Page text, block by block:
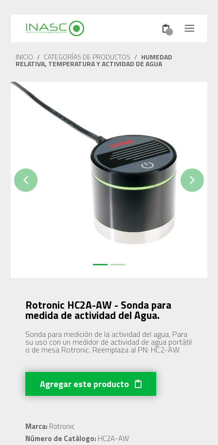
INICIO / CATEGORÍAS DE PRODUCTOS / HUMEDAD
RELATIVA, TEMPERATURA Y ACTIVIDAD DE AGUA
Previous Next
Rotronic HC2A-AW - Sonda para
medida de actividad del Agua.
Sonda para medición de la actividad del agua, Para
su uso con un medidor de actividad de agua portátil
o de mesa Rotronic. Reemplaza al PN: HC2-AW
Agregar este producto
Marca: Rotronic
Número de Catálogo: HC2A-AW